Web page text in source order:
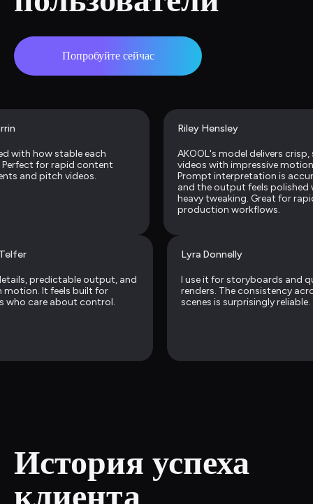
Попробуйте сейчас
with how stable each
Perfect for rapid content
and pitch videos.
Riley Hensley
AKOOL's model delivers crisp,
videos with impressive
Prompt interpretation is
and the output feels
heavy tweaking. Great for
production workflows.
predictable output, and
motion. It feels built for
who care about control.
Lyra Donnelly
I use it for storyboards and
renders. The consistency
scenes is surprisingly reliable.
История успеха
клиента